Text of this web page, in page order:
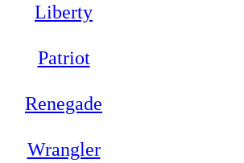
Liberty
Patriot
Renegade
Wrangler